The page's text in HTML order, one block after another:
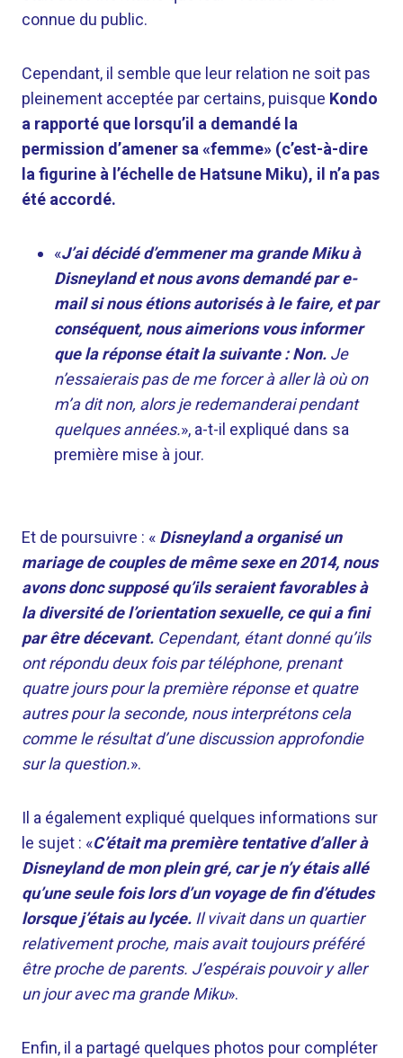
connue du public.
Cependant, il semble que leur relation ne soit pas
pleinement acceptée par certains, puisque Kondo
a rapporté que lorsqu’il a demandé la
permission d’amener sa «femme» (c’est-à-dire
la figurine à l’échelle de Hatsune Miku), il n’a pas
été accordé.
«J’ai décidé d’emmener ma grande Miku à
Disneyland et nous avons demandé par e-
mail si nous étions autorisés à le faire, et par
conséquent, nous aimerions vous informer
que la réponse était la suivante : Non. Je
n’essaierais pas de me forcer à aller là où on
m’a dit non, alors je redemanderai pendant
quelques années.», a-t-il expliqué dans sa
première mise à jour.
Et de poursuivre : « Disneyland a organisé un
mariage de couples de même sexe en 2014, nous
avons donc supposé qu’ils seraient favorables à
la diversité de l’orientation sexuelle, ce qui a fini
par être décevant. Cependant, étant donné qu’ils
ont répondu deux fois par téléphone, prenant
quatre jours pour la première réponse et quatre
autres pour la seconde, nous interprétons cela
comme le résultat d’une discussion approfondie
sur la question.».
Il a également expliqué quelques informations sur
le sujet : «C’était ma première tentative d’aller à
Disneyland de mon plein gré, car je n’y étais allé
qu’une seule fois lors d’un voyage de fin d’études
lorsque j’étais au lycée. Il vivait dans un quartier
relativement proche, mais avait toujours préféré
être proche de parents. J’espérais pouvoir y aller
un jour avec ma grande Miku».
Enfin, il a partagé quelques photos pour compléter